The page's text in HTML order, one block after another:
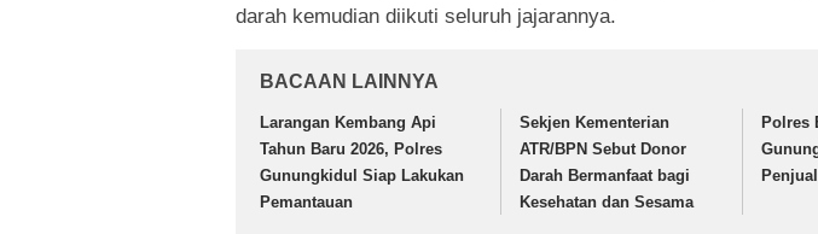
darah kemudian diikuti seluruh jajarannya.
BACAAN LAINNYA
Larangan Kembang Api
Tahun Baru 2026, Polres
Gunungkidul Siap Lakukan
Pemantauan
Sekjen Kementerian
ATR/BPN Sebut Donor
Darah Bermanfaat bagi
Kesehatan dan Sesama
Polres